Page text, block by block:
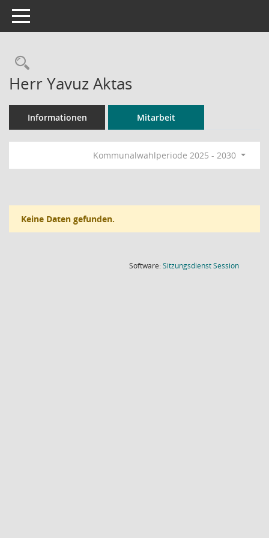
Toggle navigation
Rechercheauswahl
Herr Yavuz Aktas
Informationen Mitarbeit
Kommunalwahlperiode 2025 - 2030
Keine Daten gefunden.
Software:SitzungsdienstSession(Wird in